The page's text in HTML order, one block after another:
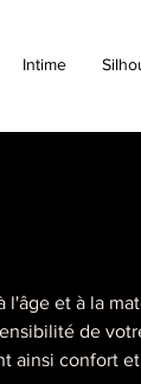
Intime
l'âge et à la
de
ainsi confort